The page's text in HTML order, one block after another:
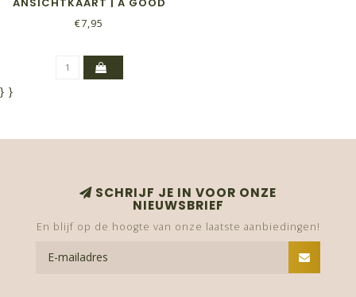
READ
€7,95
} }
SCHRIJF JE IN VOOR ONZE
NIEUWSBRIEF
En blijf op de hoogte van onze laatste aanbiedingen!